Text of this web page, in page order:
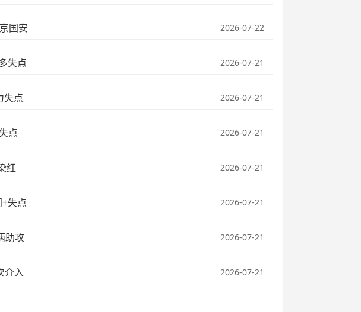
国安 2026-07-22
失点 2026-07-21
失点 2026-07-21
点 2026-07-21
红 2026-07-21
失点 2026-07-21
助攻 2026-07-21
介入 2026-07-21